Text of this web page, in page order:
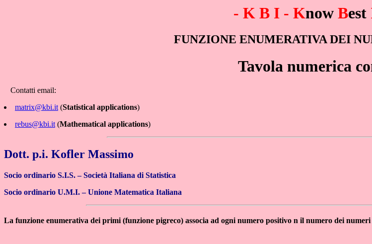
- K B I - Know Best
FUNZIONE ENUMERATIVA DEI
Tavola numerica
Contatti email:
matrix@kbi.it (Statistical applications)
rebus@kbi.it (Mathematical applications)
Dott. p.i. Kofler Massimo
Socio ordinario S.I.S. – Società Italiana di Statistica
Socio ordinario U.M.I. – Unione Matematica Italiana
La funzione enumerativa dei primi (funzione pigreco) associa ad ogni numero positivo n il numero dei